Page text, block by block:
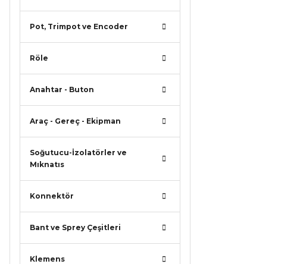
Pot, Trimpot ve Encoder
Röle
Anahtar - Buton
Araç - Gereç - Ekipman
Soğutucu-İzolatörler ve
Mıknatıs
Konnektör
Bant ve Sprey Çeşitleri
Klemens